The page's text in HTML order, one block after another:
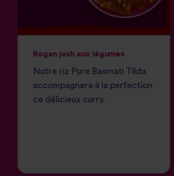
Rogan josh aux légumes
Notre riz Pure Basmati Tilda
accompagnera à la perfection
ce délicieux curry.